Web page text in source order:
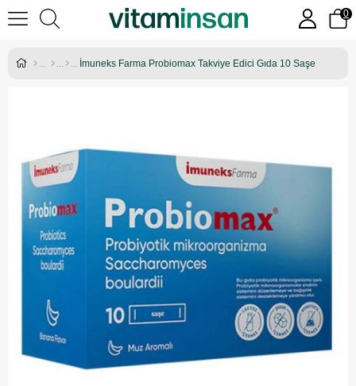
0
İmuneks Farma Probiomax Takviye Edici Gıda 10 Saşe